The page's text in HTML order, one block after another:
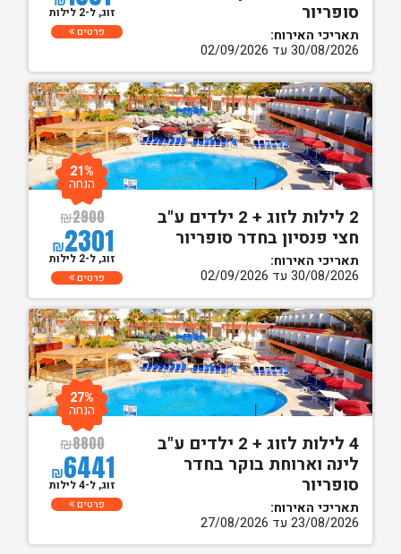
סופריור
תאריכי האירוח:
30/08/2026 עד 02/09/2026
זוג, ל-2 לילות
פרטים
2 לילות לזוג + 2 ילדים ע"ב
חצי פנסיון בחדר סופריור
תאריכי האירוח:
30/08/2026 עד 02/09/2026
₪2900
₪2301
21%
הנחה
זוג, ל-2 לילות
פרטים
4 לילות לזוג + 2 ילדים ע"ב
לינה וארוחת בוקר בחדר
סופריור
תאריכי האירוח:
23/08/2026 עד 27/08/2026
₪8800
₪6441
27%
הנחה
זוג, ל-4 לילות
פרטים